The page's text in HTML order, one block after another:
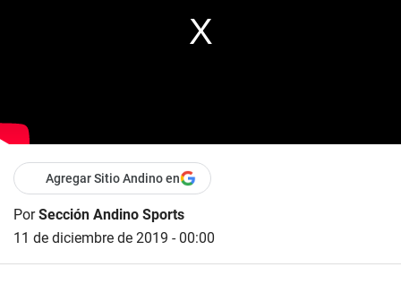
Agregar Sitio Andino en
PorSección Andino Sports
11 de diciembre de 2019 - 00:00